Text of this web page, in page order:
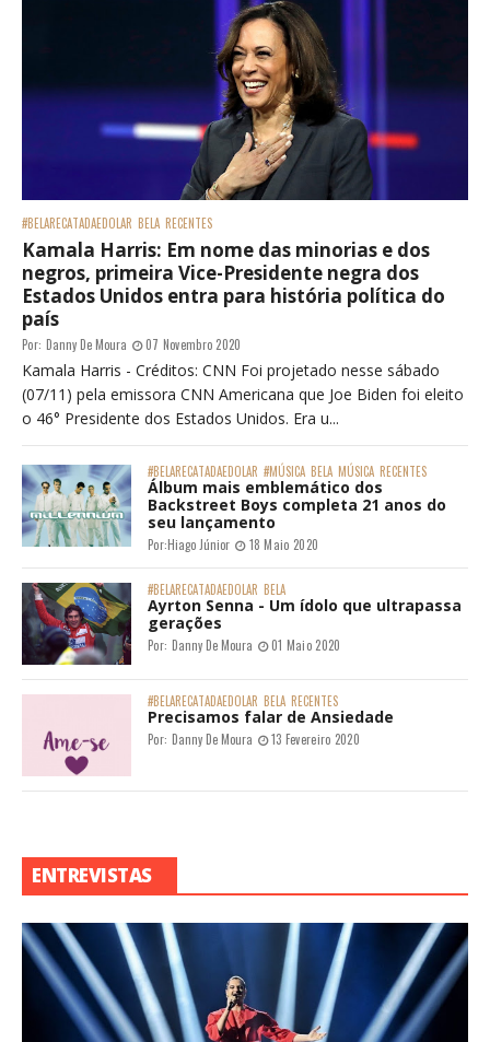
#BELARECATADAEDOLAR BELA RECENTES
Kamala Harris: Em nome das minorias e dos
negros, primeira Vice-Presidente negra dos
Estados Unidos entra para história política do
país
Por: Danny De Moura 07 Novembro 2020
Kamala Harris - Créditos: CNN Foi projetado nesse sábado
(07/11) pela emissora CNN Americana que Joe Biden foi eleito
o 46° Presidente dos Estados Unidos. Era u...
#BELARECATADAEDOLAR #MÚSICA BELA MÚSICA RECENTES
Álbum mais emblemático dos
Backstreet Boys completa 21 anos do
seu lançamento
Por:Hiago Júnior 18 Maio 2020
#BELARECATADAEDOLAR BELA
Ayrton Senna - Um ídolo que ultrapassa
gerações
Por: Danny De Moura 01 Maio 2020
#BELARECATADAEDOLAR BELA RECENTES
Precisamos falar de Ansiedade
Por: Danny De Moura 13 Fevereiro 2020
ENTREVISTAS